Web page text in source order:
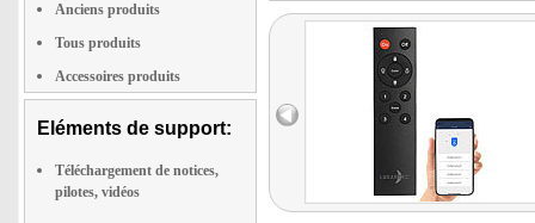
Anciens produits
Tous produits
Accessoires produits
Eléments de support:
Téléchargement de notices,
pilotes, vidéos